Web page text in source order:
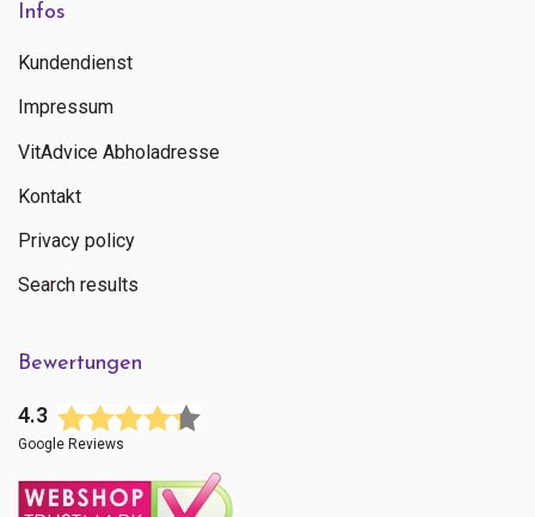
Infos
Kundendienst
Impressum
VitAdvice Abholadresse
Kontakt
Privacy policy
Search results
Bewertungen
4.3
Google Reviews